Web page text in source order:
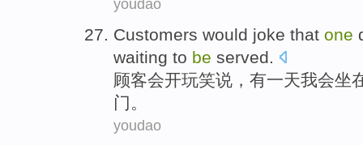
youdao
Customers would joke that one
waiting to be served.
顾客会开玩笑说， 有一天我会坐
门。
youdao